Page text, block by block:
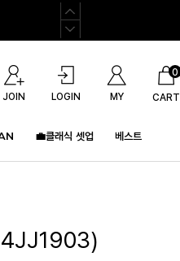
JOIN LOGIN MY CART
0
💼클래식 셋업 베스트